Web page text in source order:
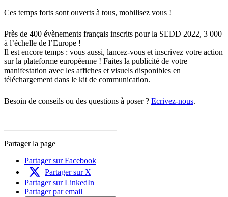
Ces temps forts sont ouverts à tous, mobilisez vous !
Près de 400 évènements français inscrits pour la SEDD 2022, 3 000
à l’échelle de l’Europe !
Il est encore temps : vous aussi, lancez-vous et inscrivez votre action
sur la plateforme européenne ! Faites la publicité de votre
manifestation avec les affiches et visuels disponibles en
téléchargement dans le kit de communication.
Besoin de conseils ou des questions à poser ? Ecrivez-nous.
Partager la page
Partager sur Facebook
Partager sur X
Partager sur LinkedIn
Partager par email